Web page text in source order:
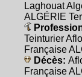
Laghouat
ALGÉRIE
Teinturier
Française
Décès:
Française